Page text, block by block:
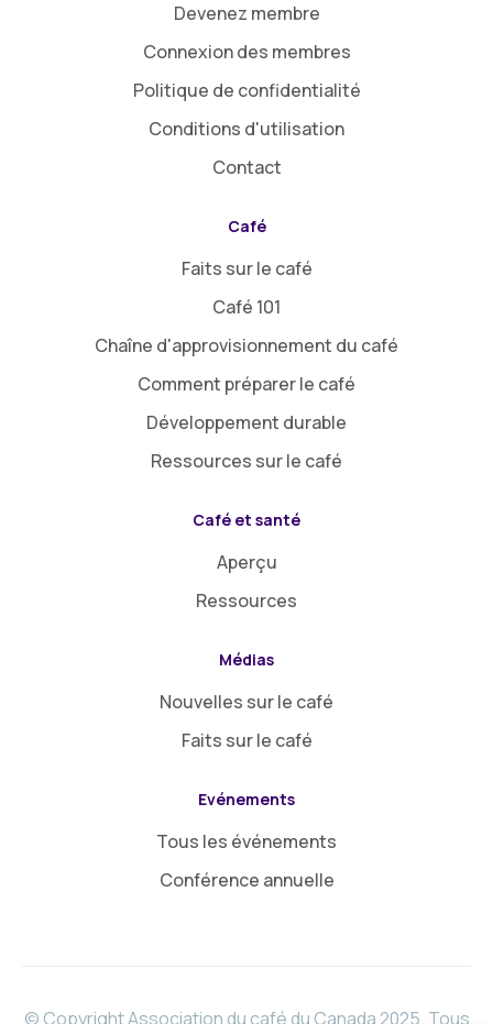
Devenez membre
Connexion des membres
Politique de confidentialité
Conditions d'utilisation
Contact
Café
Faits sur le café
Café 101
Chaîne d'approvisionnement du café
Comment préparer le café
Développement durable
Ressources sur le café
Café et santé
Aperçu
Ressources
Médias
Nouvelles sur le café
Faits sur le café
Evénements
Tous les événements
Conférence annuelle
© Copyright Association du café du Canada 2025. Tous